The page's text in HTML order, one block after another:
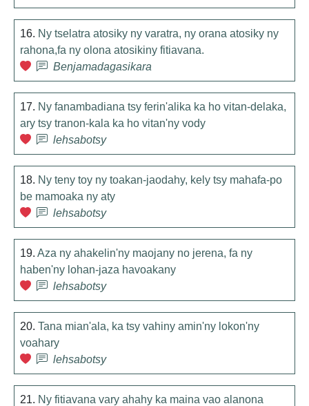
16. Ny tselatra atosiky ny varatra, ny orana atosiky ny
rahona,fa ny olona atosikiny fitiavana.
Benjamadagasikara
17. Ny fanambadiana tsy ferin'alika ka ho vitan-delaka,
ary tsy tranon-kala ka ho vitan'ny vody
lehsabotsy
18. Ny teny toy ny toakan-jaodahy, kely tsy mahafa-po
be mamoaka ny aty
lehsabotsy
19. Aza ny ahakelin'ny maojany no jerena, fa ny
haben'ny lohan-jaza havoakany
lehsabotsy
20. Tana mian'ala, ka tsy vahiny amin'ny lokon'ny
voahary
lehsabotsy
21. Ny fitiavana vary ahahy ka maina vao alanona